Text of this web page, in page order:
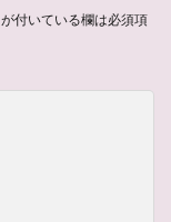
が付いている欄は必須項